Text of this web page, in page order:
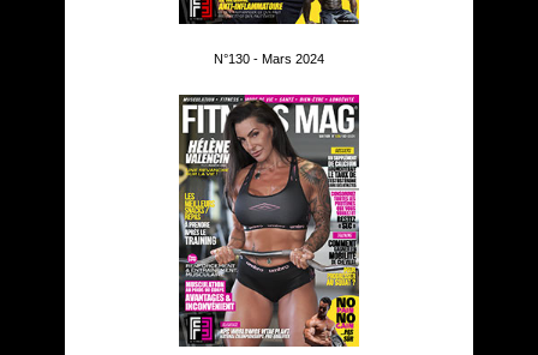
N°130 - Mars 2024